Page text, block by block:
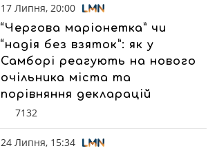
17 Липня, 20:00
“Чергова маріонетка” чи
“надія без взяток”: як у
Самборі реагують на нового
очільника міста та
порівняння декларацій
7132
24 Липня, 15:34